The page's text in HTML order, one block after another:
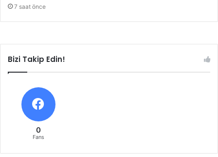
7 saat önce
Bizi Takip Edin!
0
Fans